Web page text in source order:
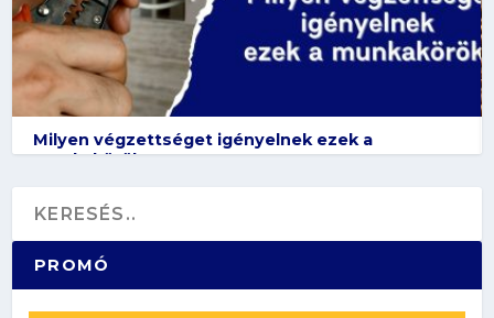
Milyen végzettséget igényelnek ezek a
munkakörök?
PROMÓ